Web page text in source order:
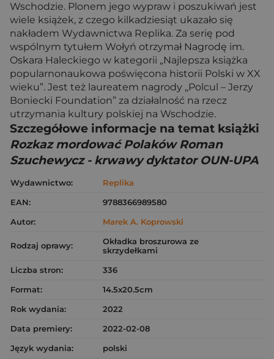
Wschodzie. Plonem jego wypraw i poszukiwań jest
wiele książek, z czego kilkadziesiąt ukazało się
nakładem Wydawnictwa Replika. Za serię pod
wspólnym tytułem Wołyń otrzymał Nagrodę im.
Oskara Haleckiego w kategorii „Najlepsza książka
popularnonaukowa poświęcona historii Polski w XX
wieku”. Jest też laureatem nagrody „Polcul – Jerzy
Boniecki Foundation” za działalność na rzecz
utrzymania kultury polskiej na Wschodzie.
Szczegółowe informacje na temat książki
Rozkaz mordować Polaków Roman
Szuchewycz - krwawy dyktator OUN-UPA
Wydawnictwo:
Replika
EAN:
9788366989580
Autor:
Marek A. Koprowski
Rodzaj oprawy:
Okładka broszurowa ze
skrzydełkami
Liczba stron:
336
Format:
14.5x20.5cm
Rok wydania:
2022
Data premiery:
2022-02-08
Język wydania:
polski